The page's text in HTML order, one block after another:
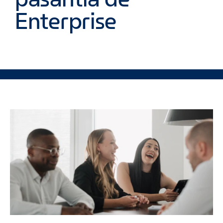
Enterprise